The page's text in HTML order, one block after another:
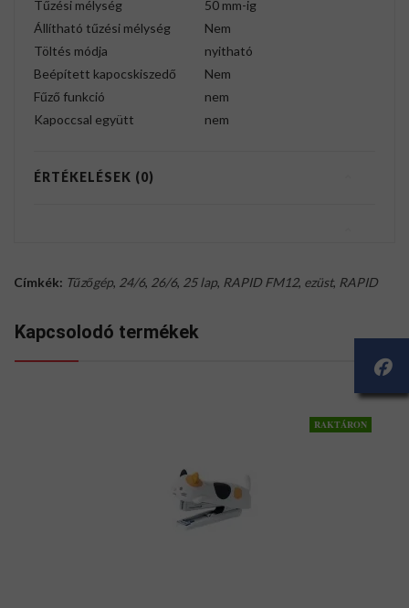
Tűzési mélység
50 mm-ig
Állítható tűzési mélység
Nem
Töltés módja
nyitható
Beépített kapocskiszedő
Nem
Fűző funkció
nem
Kapoccsal együtt
nem
ÉRTÉKELÉSEK (0)
Címkék: Tűzőgép, 24/6, 26/6, 25 lap, RAPID FM12, ezüst, RAPID
Kapcsolodó termékek
RAKTÁRON